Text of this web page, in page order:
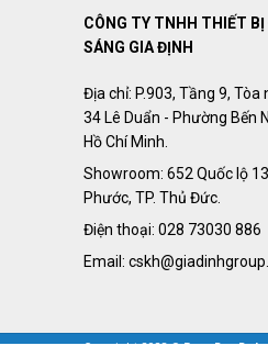
CÔNG TY TNHH THIẾT BỊ
SÁNG GIA ĐỊNH
Địa chỉ: P.903, Tầng 9,
34 Lê Duẩn - Phường Bến
Hồ Chí Minh.
Showroom: 652 Quốc lộ
Phước, TP. Thủ Đức.
Điện thoại: 028 73030 886
Email:
Copyright 2023 ©